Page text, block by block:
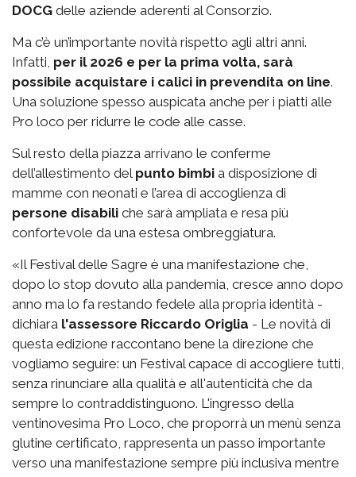
DOCG delle aziende aderenti al Consorzio.
Ma c’è un’importante novità rispetto agli altri anni.
Infatti, per il 2026 e per la prima volta, sarà
possibile acquistare i calici in prevendita on line.
Una soluzione spesso auspicata anche per i piatti alle
Pro loco per ridurre le code alle casse.
Sul resto della piazza arrivano le conferme
dell’allestimento del punto bimbi a disposizione di
mamme con neonati e l’area di accoglienza di
persone disabili che sarà ampliata e resa più
confortevole da una estesa ombreggiatura.
«Il Festival delle Sagre è una manifestazione che,
dopo lo stop dovuto alla pandemia, cresce anno dopo
anno ma lo fa restando fedele alla propria identità -
dichiara l'assessore Riccardo Origlia - Le novità di
questa edizione raccontano bene la direzione che
vogliamo seguire: un Festival capace di accogliere tutti,
senza rinunciare alla qualità e all'autenticità che da
sempre lo contraddistinguono. L'ingresso della
ventinovesima Pro Loco, che proporrà un menù senza
glutine certificato, rappresenta un passo importante
verso una manifestazione sempre più inclusiva mentre